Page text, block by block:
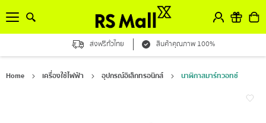
ส่งฟรีทั่วไทย สินค้าคุณภาพ 100%
Home เครื่องใช้ไฟฟ้า อุปกรณ์อิเล็กทรอนิกส์ นาฬิกาสมาร์ทวอทช์